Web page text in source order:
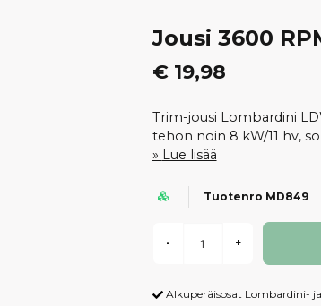
Jousi 3600
€ 19,98
Trim-jousi Lombardini
tehon noin 8 kW/11 hv,
Lue lisää
Tuotenro MD849
- +
Alkuperäisosat Lombardini-